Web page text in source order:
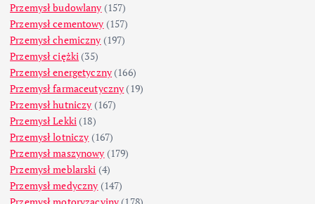
Przemysł budowlany (157)
Przemysł cementowy (157)
Przemysł chemiczny (197)
Przemysł ciężki (35)
Przemysł energetyczny (166)
Przemysł farmaceutyczny (19)
Przemysł hutniczy (167)
Przemysł Lekki (18)
Przemysł lotniczy (167)
Przemysł maszynowy (179)
Przemysł meblarski (4)
Przemysł medyczny (147)